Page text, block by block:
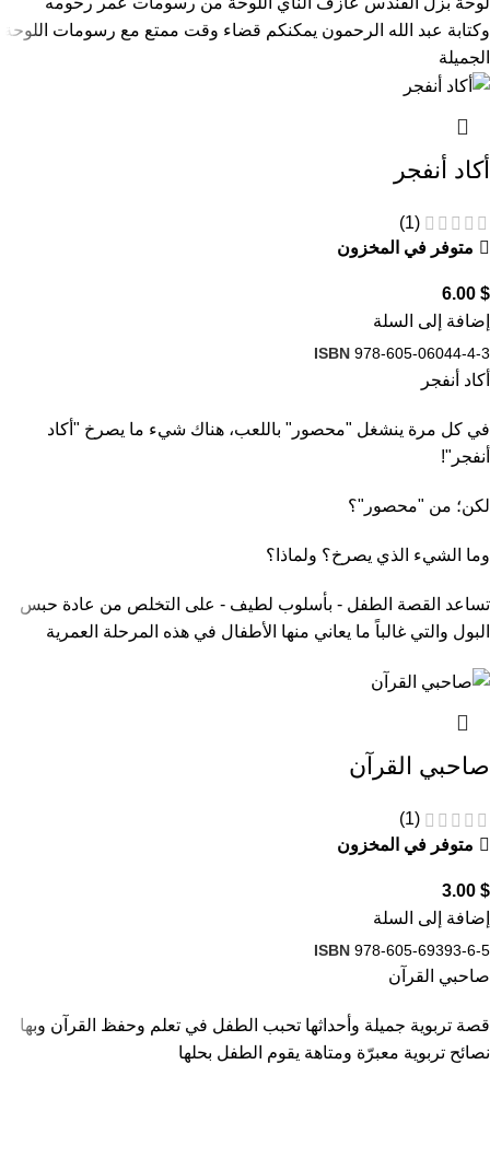
وكتابة عبد الله الرحمون يمكنكم قضاء وقت ممتع مع رسومات اللوحة
الجميلة
أكاد أنفجر
(1)
متوفر في المخزون
6.00 $
إضافة إلى السلة
ISBN 978-605-06044-4-3
أكاد أنفجر
في كل مرة ينشغل "محصور" باللعب، هناك شيء ما يصرخ "أكاد
أنفجر"!
لكن؛ من "محصور"؟
وما الشيء الذي يصرخ؟ ولماذا؟
تساعد القصة الطفل - بأسلوب لطيف - على التخلص من عادة حبس
البول والتي غالباً ما يعاني منها الأطفال في هذه المرحلة العمرية
صاحبي القرآن
(1)
متوفر في المخزون
3.00 $
إضافة إلى السلة
ISBN 978-605-69393-6-5
صاحبي القرآن
قصة تربوية جميلة وأحداثها تحبب الطفل في تعلم وحفظ القرآن وبها
نصائح تربوية معبرّة ومتاهة يقوم الطفل بحلها